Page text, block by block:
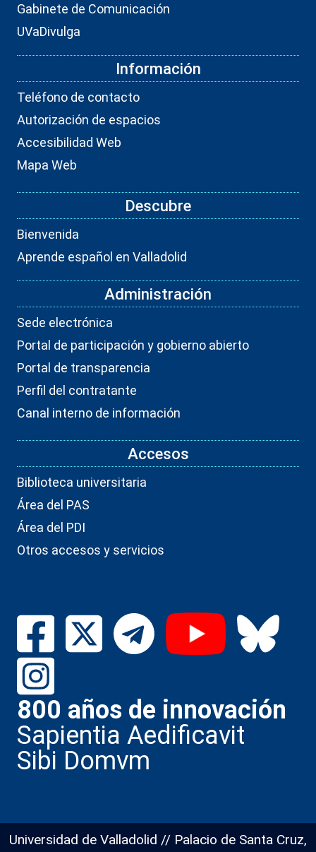
Gabinete de Comunicación
UVaDivulga
Información
Teléfono de contacto
Autorización de espacios
Accesibilidad Web
Mapa Web
Descubre
Bienvenida
Aprende español en Valladolid
Administración
Sede electrónica
Portal de participación y gobierno abierto
Portal de transparencia
Perfil del contratante
Canal interno de información
Accesos
Biblioteca universitaria
Área del PAS
Área del PDI
Otros accesos y servicios
800 años de innovación
Sapientia Aedificavit
Sibi Domvm
Universidad de Valladolid // Palacio de Santa Cruz,